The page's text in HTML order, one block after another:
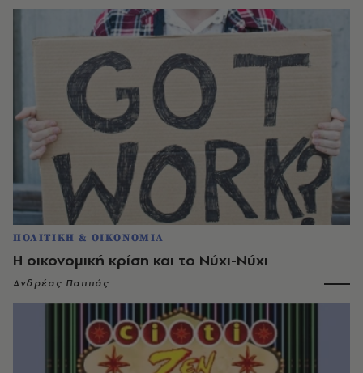
ΠΟΛΙΤΙΚΗ & ΟΙΚΟΝΟΜΙΑ
H οικονομική κρίση και το Νύχι-Νύχι
Ανδρέας Παππάς